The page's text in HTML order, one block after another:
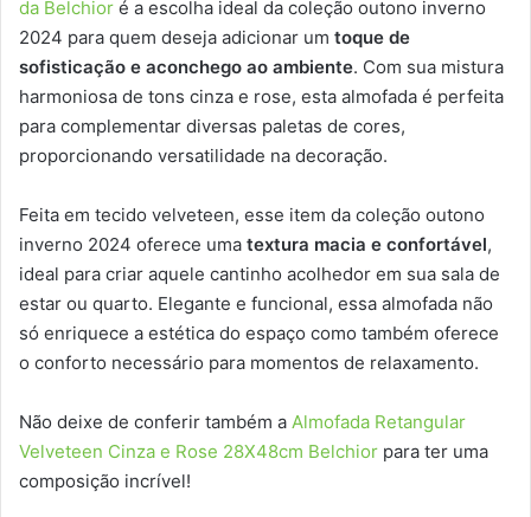
da Belchior é a escolha ideal da coleção outono inverno
2024 para quem deseja adicionar um toque de
sofisticação e aconchego ao ambiente. Com sua mistura
harmoniosa de tons cinza e rose, esta almofada é perfeita
para complementar diversas paletas de cores,
proporcionando versatilidade na decoração.
Feita em tecido velveteen, esse item da coleção outono
inverno 2024 oferece uma textura macia e confortável,
ideal para criar aquele cantinho acolhedor em sua sala de
estar ou quarto. Elegante e funcional, essa almofada não
só enriquece a estética do espaço como também oferece
o conforto necessário para momentos de relaxamento.
Não deixe de conferir também a Almofada Retangular
Velveteen Cinza e Rose 28X48cm Belchior para ter uma
composição incrível!